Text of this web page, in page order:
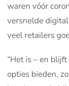
waren vóór
versnelde
veel retailers
“Het is – en
opties bieden,